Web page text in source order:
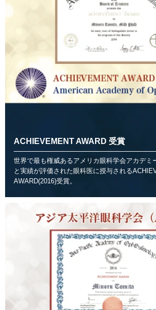
ACHIEVEMENT AWARD 受賞
世界で最も権威あるアメリカ眼科学会アカデミ
と実績が評価された眼科医に授与される
AWARD(2016)受賞。